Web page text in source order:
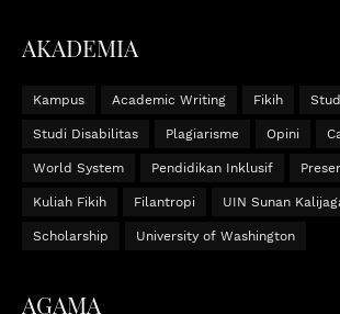
AKADEMIA
Kampus Academic Writing Fikih
Studi Disabilitas Plagiarisme Opini
World System Pendidikan Inklusif
Kuliah Fikih Filantropi UIN Sunan
Scholarship University of Washington
AGAMA